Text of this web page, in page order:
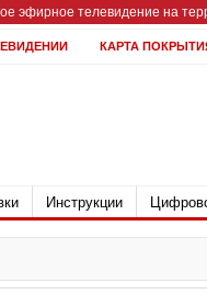
эфирное телевидение на
КАРТА
Инструкции